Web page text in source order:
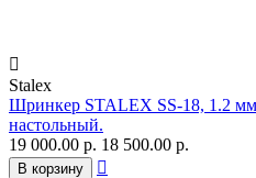

Stalex
Шринкер STALEX SS-18, 1.2
настольный.
19 000.00 р. 18 500.00 р.
В корзину
